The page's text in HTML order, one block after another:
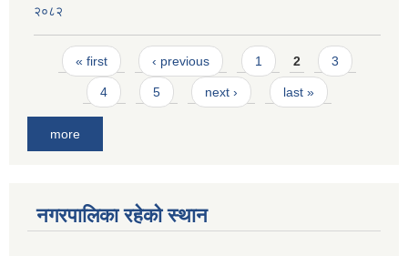
२०८२
Pages
« first ‹ previous 1 2 3
4 5 next › last »
more
नगरपालिका रहेको स्थान